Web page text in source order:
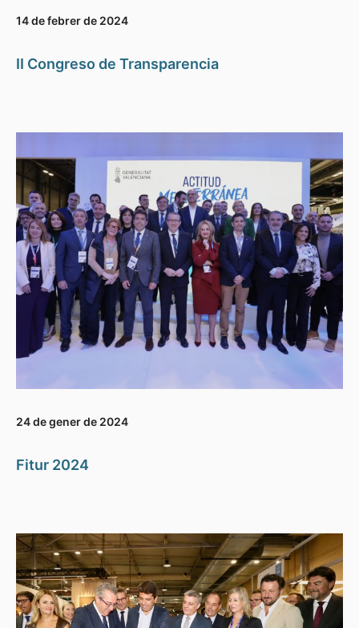
14 de febrer de 2024
II Congreso de Transparencia
24 de gener de 2024
Fitur 2024